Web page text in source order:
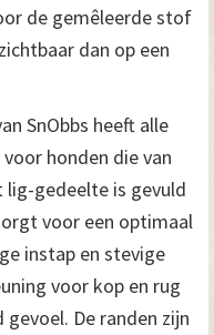
de gemêleerde stof
dan op een
SnObbs heeft alle
honden die van
lig-gedeelte is gevuld
voor een optimaal
instap en stevige
voor kop en rug
De randen zijn